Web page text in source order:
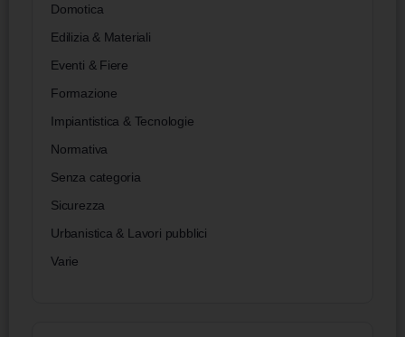
Domotica
Edilizia & Materiali
Eventi & Fiere
Formazione
Impiantistica & Tecnologie
Normativa
Senza categoria
Sicurezza
Urbanistica & Lavori pubblici
Varie